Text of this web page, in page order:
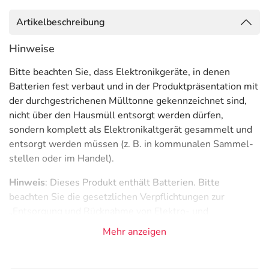
Artikelbeschreibung
Hinweise
Bitte beachten Sie, dass Elektronikgeräte, in denen
Batterien fest verbaut und in der Produktpräsentation mit
der durchgestrichenen Mülltonne gekennzeichnet sind,
nicht über den Hausmüll entsorgt werden dürfen,
sondern komplett als Elektronikaltgerät gesammelt und
entsorgt werden müssen (z. B. in kommunalen Sammel­
stellen oder im Handel).
Hinweis: Dieses Produkt enthält Batterien. Bitte
beachten Sie die gesetzlichen Verpflichtungen zur
Elektronikgeräten und Batterien“ für Endverbraucher.
Entsorgung und Rücknahme von Elektro- und
Mehr anzeigen